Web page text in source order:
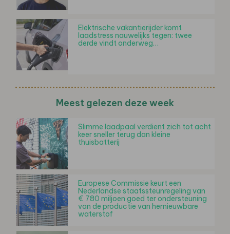
Elektrische vakantierijder komt
laadstress nauwelijks tegen: twee
derde vindt onderweg…
Meest gelezen deze week
Slimme laadpaal verdient zich tot acht
keer sneller terug dan kleine
thuisbatterij
Europese Commissie keurt een
Nederlandse staatssteunregeling van
€ 780 miljoen goed ter ondersteuning
van de productie van hernieuwbare
waterstof